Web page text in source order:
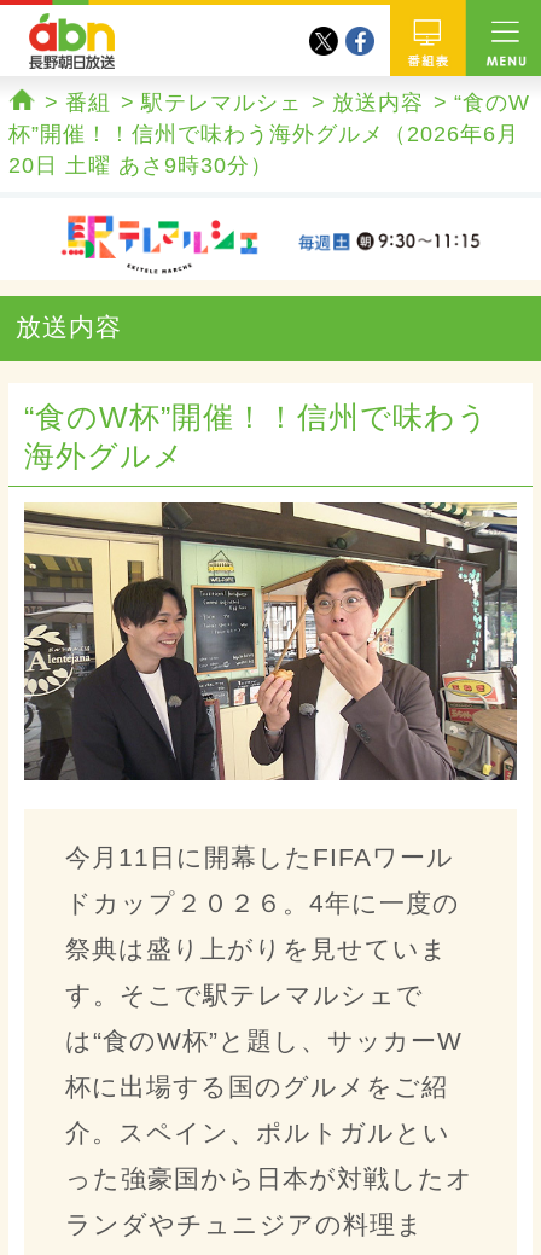
番組
twitterfacebook
ホーム
番組 駅テレマルシェ 放送内容
“食のW
杯”開催！！信州で味わう海外グルメ（2026年6月
20日 土曜 あさ9時30分）
放送内容
“食のW杯”開催！！信州で味わう
海外グルメ
今月11日に開幕したFIFAワール
ドカップ２０２６。4年に一度の
祭典は盛り上がりを見せていま
す。そこで駅テレマルシェで
は“食のW杯”と題し、サッカーW
杯に出場する国のグルメをご紹
介。スペイン、ポルトガルとい
った強豪国から日本が対戦したオ
ランダやチュニジアの料理ま